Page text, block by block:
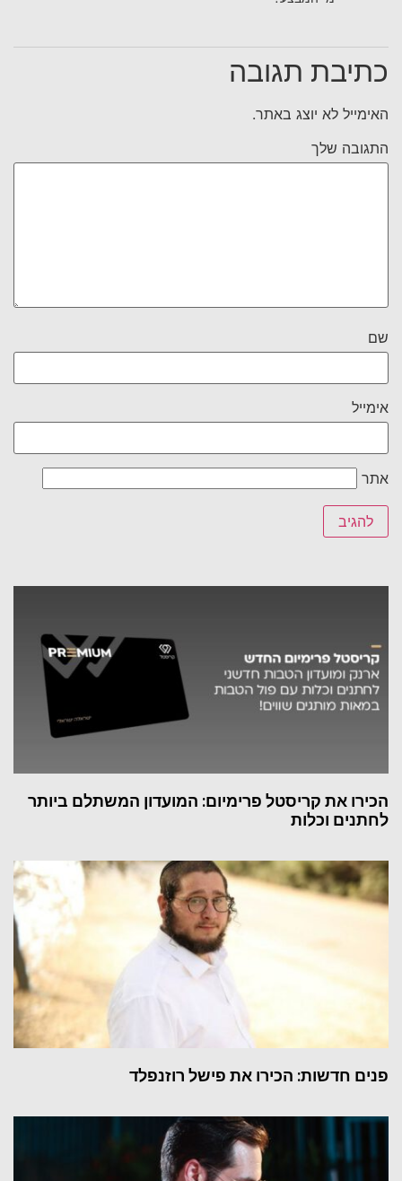
כתיבת תגובה
האימייל לא יוצג באתר.
התגובה שלך
שם
אימייל
אתר
הכירו את קריסטל פרימיום: המועדון המשתלם ביותר
לחתנים וכלות
פנים חדשות: הכירו את פישל רוזנפלד